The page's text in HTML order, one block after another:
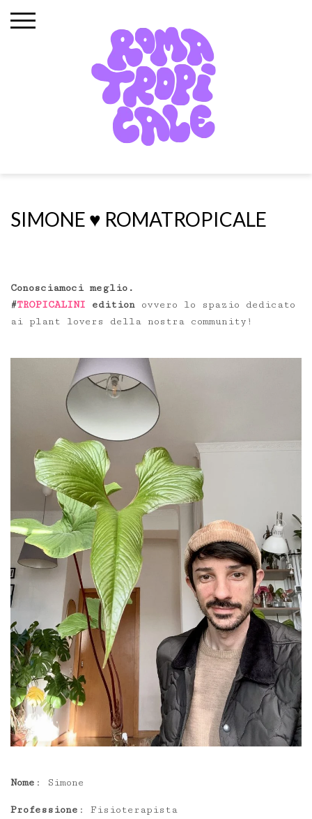
to
SIMONE ♥️ ROMATROPICALE
Conosciamoci meglio.
#TROPICALINI edition ovvero lo spazio dedicato
ai plant lovers della nostra community!
Nome : Simone
Professione : Fisioterapista